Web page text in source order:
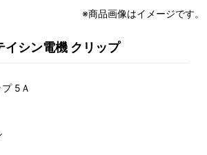
※商品画像はイメージです。
シン電機 クリップ
5Ａ